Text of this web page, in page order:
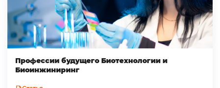
Профессии будущего Биотехнологии и
Биоинжиниринг